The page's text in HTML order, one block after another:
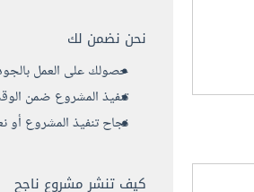
نحن نضمن لك
حصولك على العمل
تنفيذ المشروع ضمن
نجاح تنفيذ المشروع أو
كيف تنشر مشروع ناجح